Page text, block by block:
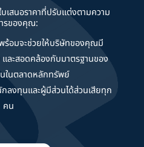
เสนอราคาที่ปรับแต่งตามความ
รของคุณ:
ร้อมจะช่วยให้บริษัทของคุณมี
ละสอดคล้องกับมาตรฐานของ
ในตลาดหลักทรัพย์
ลงทุนและผู้มีส่วนได้ส่วนเสียทุก
คน